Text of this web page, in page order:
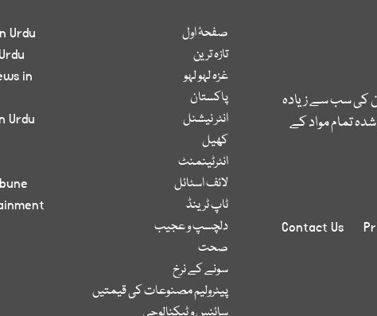
کی سب سے زیادہ
تمام مواد کے
Contact Us
صفحۂ اول
تازہ ترین
غزہ لہو لہو
پاکستان
انٹر نیشنل
کھیل
انٹرٹینمنٹ
لائف اسٹائل
ٹاپ ٹرینڈ
دلچسپ و عجیب
صحت
سونے کے نرخ
پیٹرولیم مصنوعات کی قیمتیں
Urdu
in
Urdu